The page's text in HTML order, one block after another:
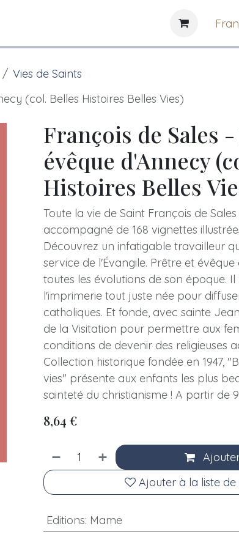
Vies de Saints
(col. Belles Histoires Belles Vies)
François de Sales
évêque d'Annecy
Histoires Belles
Toute la vie de Saint François de
accompagné de 168 vignettes
Découvrez un infatigable travailleur
service de l'Évangile. Prêtre et
toutes les évolutions de son époque.
l'imprimerie tout juste née pour
catholiques. Et fonde, avec sainte
de la Visitation pour permettre aux
conditions de devenir des religieuses
Collection historique fondée en 1947,
vies" présente aux enfants les plus
sainteté du christianisme ! A partir de
8,64 €
Ajouter à la liste de
Editions: Mame